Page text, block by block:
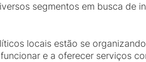
segmentos em busca de
locais estão se
e a oferecer serviços